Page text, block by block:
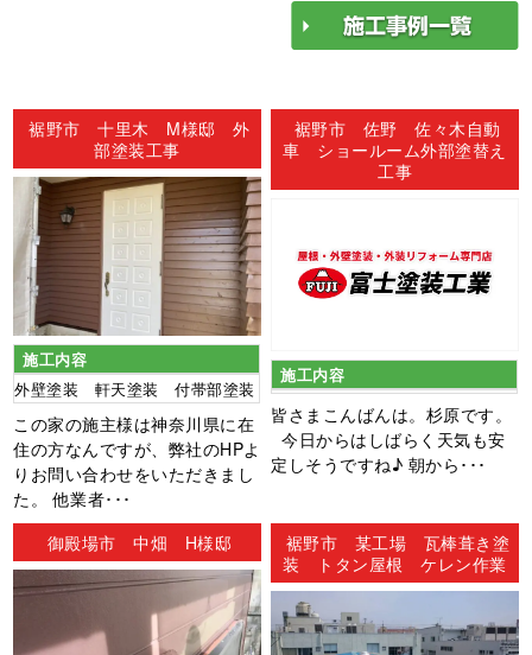
ン
裾野市 十里木 M様邸 外
部塗装工事
施工内容
外壁塗装 軒天塗装 付帯部塗装
この家の施主様は神奈川県に在
住の方なんですが、弊社のHPよ
りお問い合わせをいただきまし
た。 他業者･･･
裾野市 佐野 佐々木自動
車 ショールーム外部塗替え
工事
施工内容
皆さまこんばんは。杉原です。
今日からはしばらく天気も安
定しそうですね♪ 朝から･･･
御殿場市 中畑 H様邸
裾野市 某工場 瓦棒葺き塗
装 トタン屋根 ケレン作業